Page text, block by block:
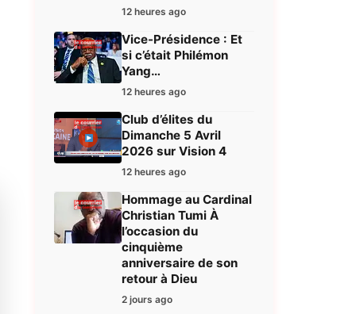
12 heures ago
Vice-Présidence : Et
si c’était Philémon
Yang…
12 heures ago
Club d’élites du
Dimanche 5 Avril
2026 sur Vision 4
12 heures ago
Hommage au Cardinal
Christian Tumi À
l’occasion du
cinquième
anniversaire de son
retour à Dieu
2 jours ago